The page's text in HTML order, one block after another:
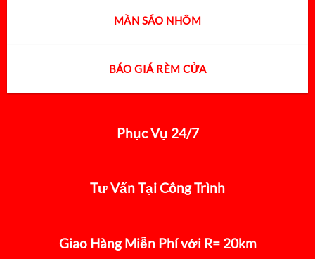
MÀN SÁO NHÔM
BÁO GIÁ RÈM CỬA
Phục Vụ 24/7
Tư Vấn Tại Công Trình
Giao Hàng Miễn Phí với R= 20km